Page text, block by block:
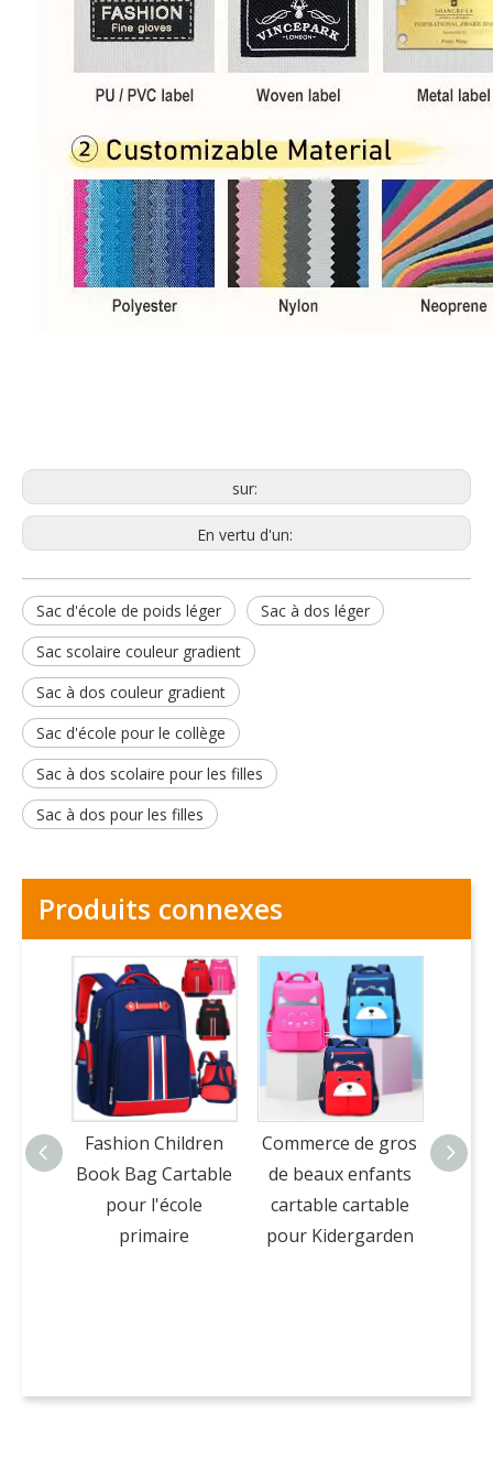
sur:
En vertu d'un:
Sac d'école de poids léger
Sac à dos léger
Sac scolaire couleur gradient
Sac à dos couleur gradient
Sac d'école pour le collège
Sac à dos scolaire pour les filles
Sac à dos pour les filles
Produits connexes
Fashion Children
Book Bag Cartable
pour l'école
primaire
Commerce de gros
de beaux enfants
cartable cartable
pour Kidergarden